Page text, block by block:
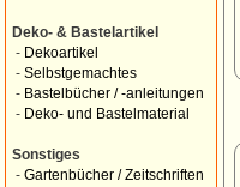
Deko- & Bastelartikel
- Dekoartikel
- Selbstgemachtes
- Bastelbücher / -anleitungen
- Deko- und Bastelmaterial
Sonstiges
- Gartenbücher / Zeitschriften